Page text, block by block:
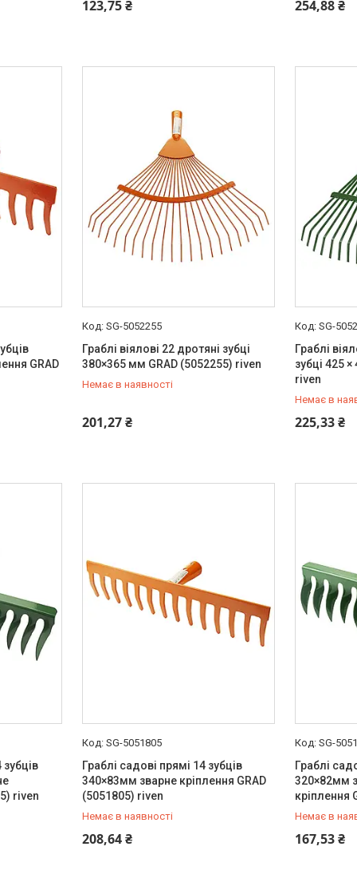
123,75 ₴ 254,88 ₴
GRAD
SG-5052255
Граблі віялові 22 дротяні зубці
380×365 мм GRAD (5052255) riven
Немає в наявності
201,27 ₴
+380 (99) 454-50-15
SG-
Граблі
зубці 425
riven
Немає в
225,33 ₴
+380 (99)
зубців
riven
SG-5051805
Граблі садові прямі 14 зубців
340×83мм зварне кріплення GRAD
(5051805) riven
Немає в наявності
208,64 ₴
+380 (99) 454-50-15
SG-
Граблі
320×82мм
кріплення
Немає в
167,53 ₴
+380 (99)